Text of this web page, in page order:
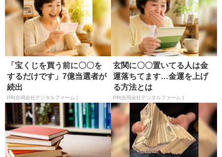
「宝くじを買う前に〇〇を
するだけです」7億当選者が
続出
PR(合同会社デジタルファーム )
玄関に〇〇置いてる人は金
運落ちてます…金運を上げ
る方法とは
PR(合同会社デジタルファーム )